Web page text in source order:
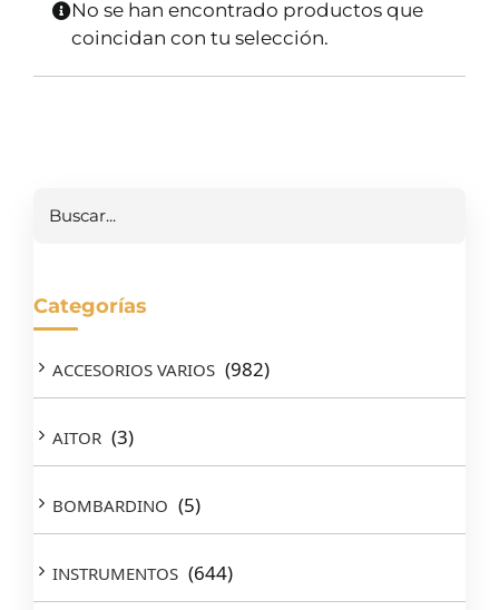
SERVICIOS TALLER
SERVICIOS TALLER
No se han encontrado productos que
coincidan con tu selección.
Categorías
ACCESORIOS VARIOS (982)
AITOR (3)
BOMBARDINO (5)
INSTRUMENTOS (644)